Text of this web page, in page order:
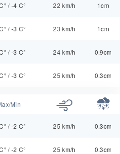
/-4 C° 22 km/h 1cm
/-3 C° 23 km/h 1cm
/-3 C° 24 km/h 0.9cm
/-3 C° 25 km/h 0.3cm
Min
/-2 C° 25 km/h 0.3cm
/-2 C° 25 km/h 0.3cm